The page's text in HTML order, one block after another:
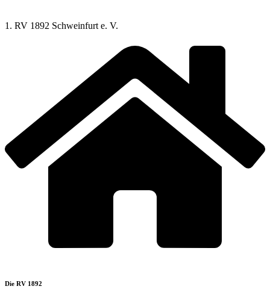
1. RV 1892 Schweinfurt e. V.
Die RV 1892